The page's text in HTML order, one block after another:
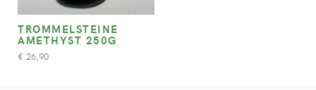
TROMMELSTEINE
AMETHYST 250G
€ 26,90